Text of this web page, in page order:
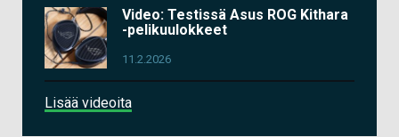
Video: Testissä Asus ROG Kithara
-pelikuulokkeet
11.2.2026
Lisää videoita